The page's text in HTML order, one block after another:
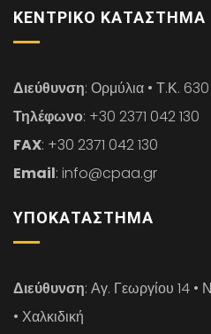
ΚΕΝΤΡΙΚΌ ΚΑΤΆΣΤΗΜΑ
Διεύθυνση: Ορμύλια • Τ.Κ. 630
Τηλέφωνο: +30 2371 042 130
FAX: +30 2371 042 130
Email: info@cpaa.gr
ΥΠΟΚΑΤΆΣΤΗΜΑ
Διεύθυνση: Αγ. Γεωργίου 14
• Χαλκιδική